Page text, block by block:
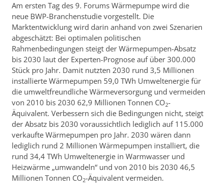
Am ersten Tag des 9. Forums Wärmepumpe wird die
neue BWP-Branchenstudie vorgestellt. Die
Marktentwicklung wird darin anhand von zwei Szenarien
abgeschätzt: Bei optimalen politischen
Rahmenbedingungen steigt der Wärmepumpen-Absatz
bis 2030 laut der Experten-Prognose auf über 300.000
Stück pro Jahr. Damit nutzten 2030 rund 3,5 Millionen
installierte Wärmepumpen 59,0 TWh Umweltenergie für
die umweltfreundliche Wärmeversorgung und vermeiden
von 2010 bis 2030 62,9 Millionen Tonnen CO2-
Äquivalent. Verbessern sich die Bedingungen nicht, steigt
der Absatz bis 2030 voraussichtlich lediglich auf 115.000
verkaufte Wärmepumpen pro Jahr. 2030 wären dann
lediglich rund 2 Millionen Wärmepumpen installiert, die
rund 34,4 TWh Umweltenergie in Warmwasser und
Heizwärme „umwandeln“ und von 2010 bis 2030 46,5
Millionen Tonnen CO2-Äquivalent vermeiden.